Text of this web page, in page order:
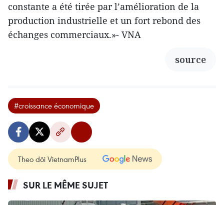
constante a été tirée par l’amélioration de la
production industrielle et un fort rebond des
échanges commerciaux.»- VNA
source
#croissance économique
Theo dõi VietnamPlus
SUR LE MÊME SUJET